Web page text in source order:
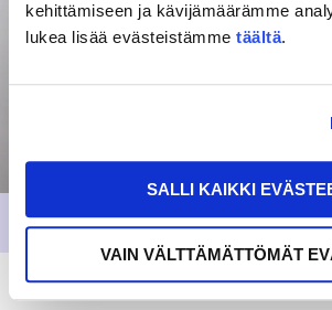
kehittämiseen ja kävijämäärämme
lukea lisää evästeistämme täältä.
SALLI KAIKKI
VAIN VÄLTTÄMÄTTÖMÄT